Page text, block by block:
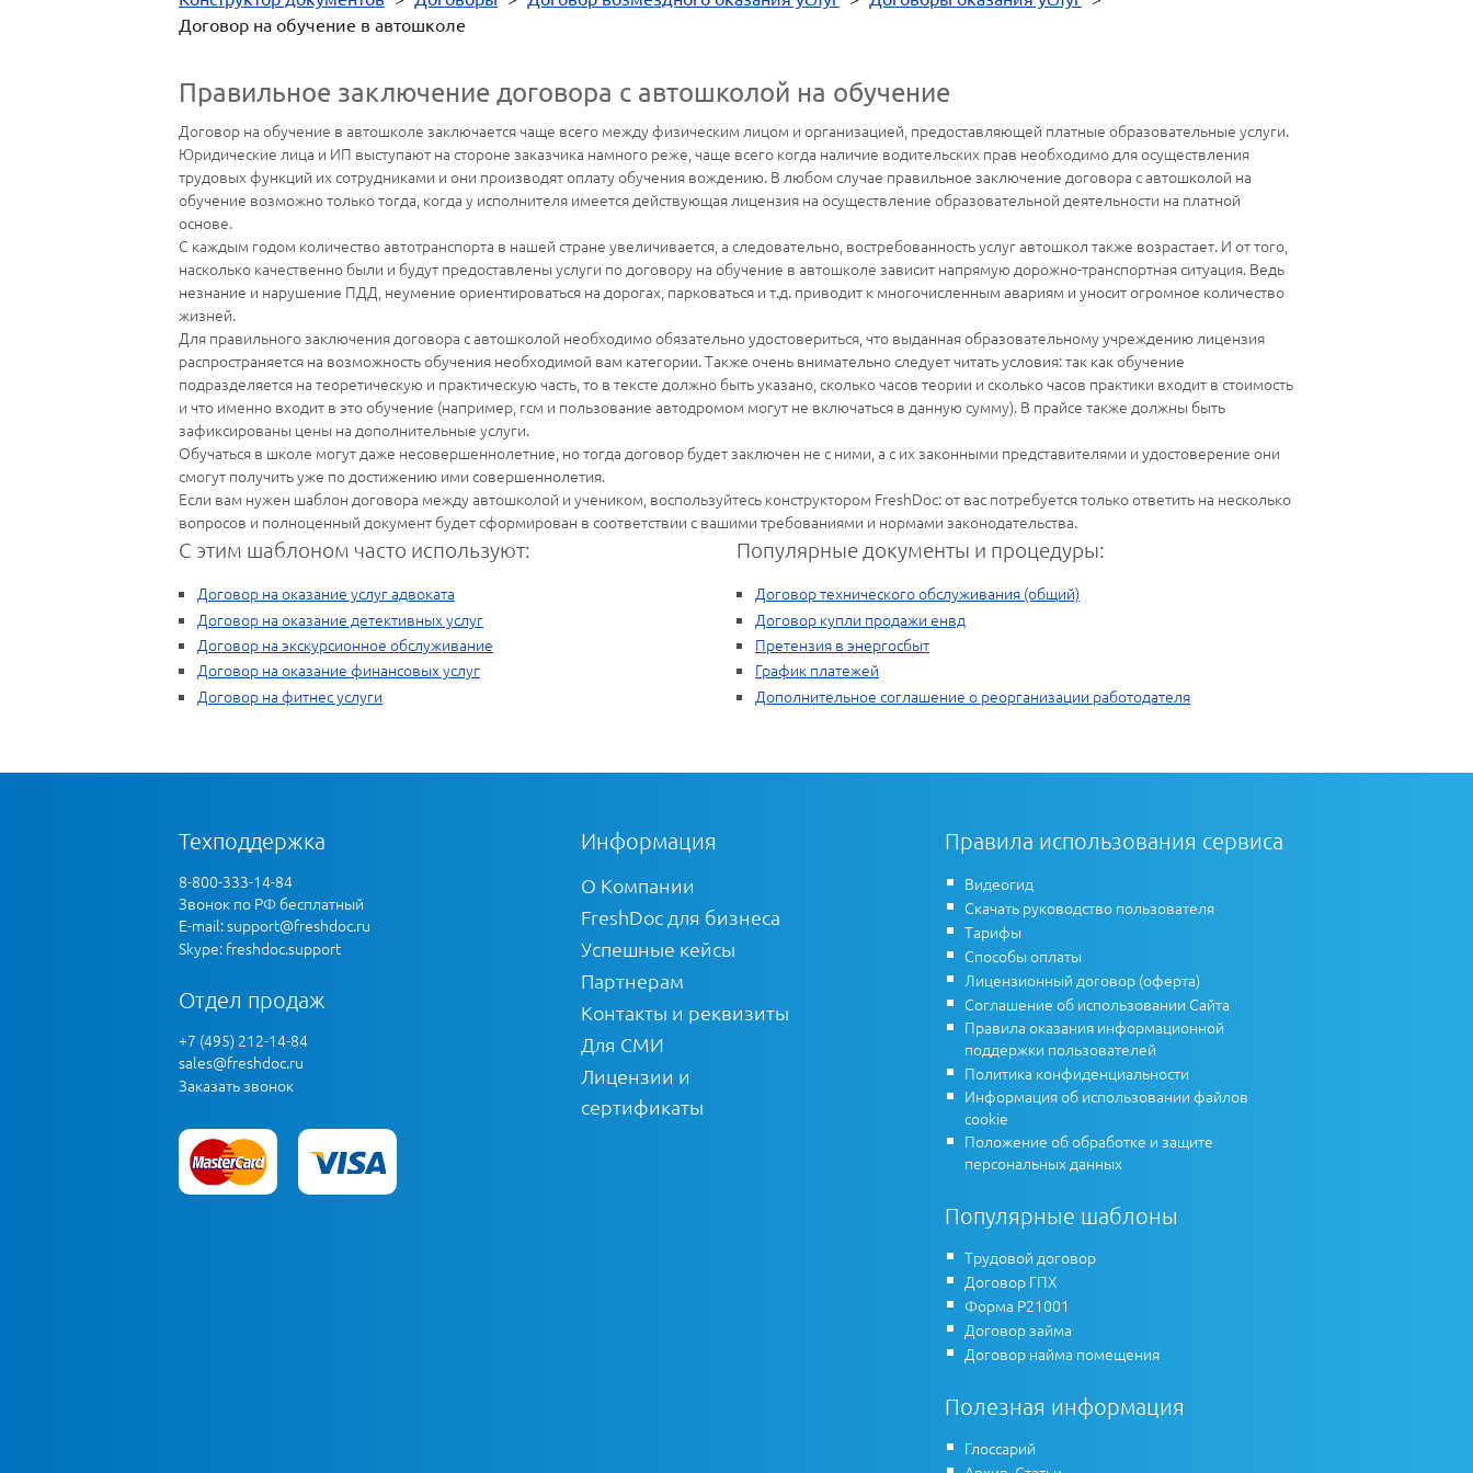
Договор на обучение в автошколе
Правильное заключение договора с автошколой на обучение
Договор на обучение в автошколе заключается чаще всего между физическим лицом и организацией, предоставляющей платные образовательные услуги.
Юридические лица и ИП выступают на стороне заказчика намного реже, чаще всего когда наличие водительских прав необходимо для осуществления
трудовых функций их сотрудниками и они производят оплату обучения вождению. В любом случае правильное заключение договора с автошколой на
обучение возможно только тогда, когда у исполнителя имеется действующая лицензия на осуществление образовательной деятельности на платной
основе.
С каждым годом количество автотранспорта в нашей стране увеличивается, а следовательно, востребованность услуг автошкол также возрастает. И от того,
насколько качественно были и будут предоставлены услуги по договору на обучение в автошколе зависит напрямую дорожно-транспортная ситуация. Ведь
незнание и нарушение ПДД, неумение ориентироваться на дорогах, парковаться и т.д. приводит к многочисленным авариям и уносит огромное количество
жизней.
Для правильного заключения договора с автошколой необходимо обязательно удостовериться, что выданная образовательному учреждению лицензия
распространяется на возможность обучения необходимой вам категории. Также очень внимательно следует читать условия: так как обучение
подразделяется на теоретическую и практическую часть, то в тексте должно быть указано, сколько часов теории и сколько часов практики входит в стоимость
и что именно входит в это обучение (например, гсм и пользование автодромом могут не включаться в данную сумму). В прайсе также должны быть
зафиксированы цены на дополнительные услуги.
Обучаться в школе могут даже несовершеннолетние, но тогда договор будет заключен не с ними, а с их законными представителями и удостоверение они
смогут получить уже по достижению ими совершеннолетия.
Если вам нужен шаблон договора между автошколой и учеником, воспользуйтесь конструктором FreshDoc: от вас потребуется только ответить на несколько
вопросов и полноценный документ будет сформирован в соответствии с вашими требованиями и нормами законодательства.
С этим шаблоном часто используют:
Договор на оказание услуг адвоката
Договор на оказание детективных услуг
Договор на экскурсионное обслуживание
Договор на оказание финансовых услуг
Договор на фитнес услуги
Популярные документы и процедуры:
Договор технического обслуживания (общий)
Договор купли продажи енвд
Претензия в энергосбыт
График платежей
Дополнительное соглашение о реорганизации работодателя
Техподдержка
8-800-333-14-84
Звонок по РФ бесплатный
E-mail:support@freshdoc.ru
Skype: freshdoc.support
Отдел продаж
+7 (495) 212-14-84
sales@freshdoc.ru
Заказать звонок
Информация
О Компании
FreshDoc для бизнеса
Успешные кейсы
Партнерам
Контакты и реквизиты
Для СМИ
Лицензии и
сертификаты
Правила использования сервиса
Видеогид
Скачать руководство пользователя
Тарифы
Способы оплаты
Лицензионный договор (оферта)
Соглашение об использовании Сайта
Правила оказания информационной
поддержки пользователей
Политика конфиденциальности
Информация об использовании файлов
cookie
Положение об обработке и защите
персональных данных
Популярные шаблоны
Трудовой договор
Договор ГПХ
Форма Р21001
Договор займа
Договор найма помещения
Полезная информация
Глоссарий